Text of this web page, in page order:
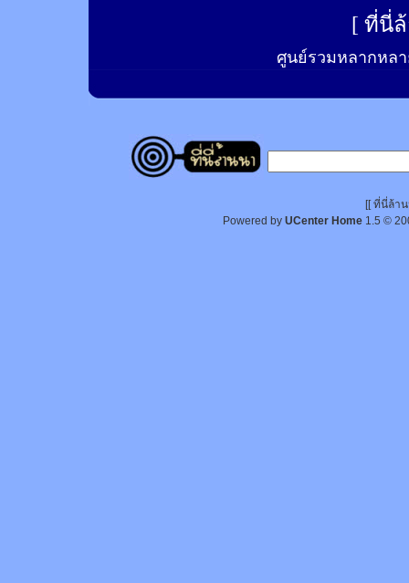
[ ที่นี่
ศูนย์รวมหลากหลา
[[ ที่นี่ล้า
Powered by UCenter Home 1.5 ©